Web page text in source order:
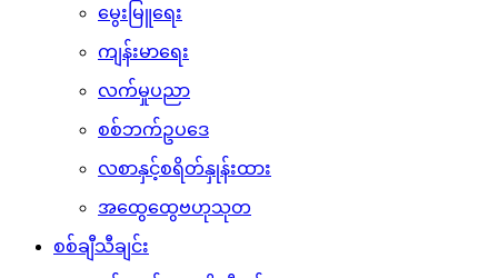
မွေးမြူရေး
ကျန်းမာရေး
လက်မှုပညာ
စစ်ဘက်ဥပဒေ
လစာနှင့်စရိတ်နှုန်းထား
အထွေထွေဗဟုသုတ
စစ်ချီသီချင်း